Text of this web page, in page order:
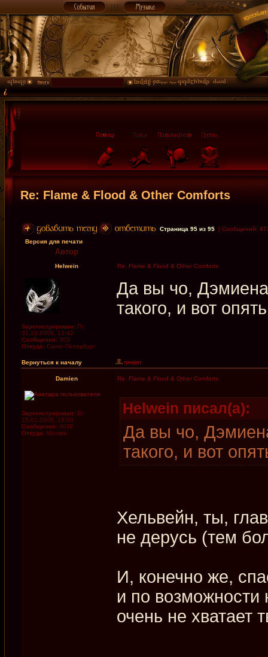
Re: Flame & Flood & Other Comforts
Страница 95 из 95 [ Сообщений:
Версия для печати
Автор
Helwein Re: Flame & Flood & Other Comforts
Зарегистрирован: Пт
31.10.2008, 12:42
Сообщения: 303
Откуда: Санкт-Петербург
Да вы чо,
такого, и вот
Вернуться к началу
Damien Re: Flame & Flood & Other Comforts
Зарегистрирован: Вт
15.01.2008, 18:00
Сообщения: 4048
Откуда: Москва
Helwein писал(а):
Да вы чо,
такого, и вот
Хельвейн, ты,
не дерусь (тем
И, конечно же,
и по
очень не хватает